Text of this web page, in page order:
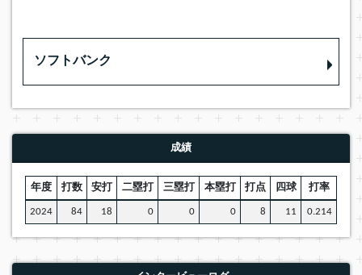
ソフトバンク
成績
年度 打数 安打 二塁打 三塁打 本塁打 打点 四球 打率
2024 84 18 0 0 0 8 11 0.214